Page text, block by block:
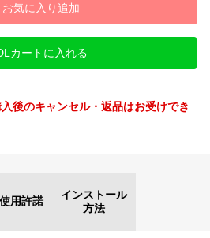
お気に入り追加
カートに入れる
後のキャンセル・返品はお受けでき
使用許諾
インストール
方法